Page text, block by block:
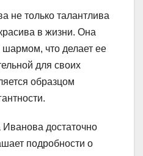
не только талантлива
в жизни. Она
что делает ее
для своих
образцом
достаточно
подробности о